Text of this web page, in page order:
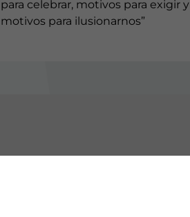
para celebrar, motivos para exigir y
motivos para ilusionarnos”